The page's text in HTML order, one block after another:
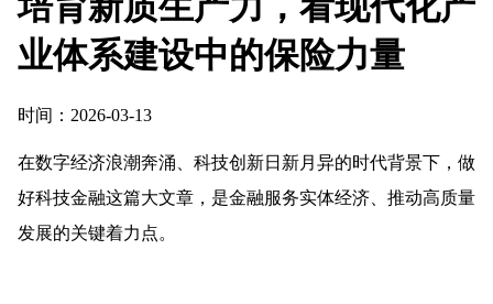
业体系建设中的保险力量
时间：2026-03-13
在数字经济浪潮奔涌、科技创新日新月异的时代背景下，做
好科技金融这篇大文章，是金融服务实体经济、推动高质量
发展的关键着力点。